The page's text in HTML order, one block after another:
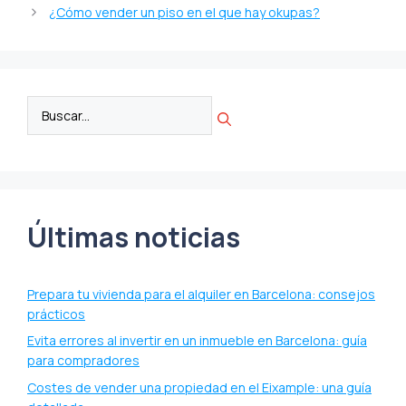
¿Cómo vender un piso en el que hay okupas?
Últimas noticias
Prepara tu vivienda para el alquiler en Barcelona: consejos
prácticos
Evita errores al invertir en un inmueble en Barcelona: guía
para compradores
Costes de vender una propiedad en el Eixample: una guía